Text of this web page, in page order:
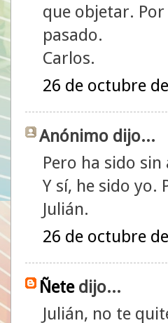
que objetar.
pasado.
Carlos.
26 de octubre
Anónimo dijo...
Pero ha sido
Y sí, he sido yo.
Julián.
26 de octubre
Ñetedijo...
Julián, no te